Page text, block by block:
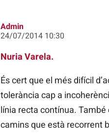
Admin
24/07/2014 10:30
Nuria Varela.
És cert que el més difícil
tolerància cap a
línia recta contínua. També
camins que està recorrent